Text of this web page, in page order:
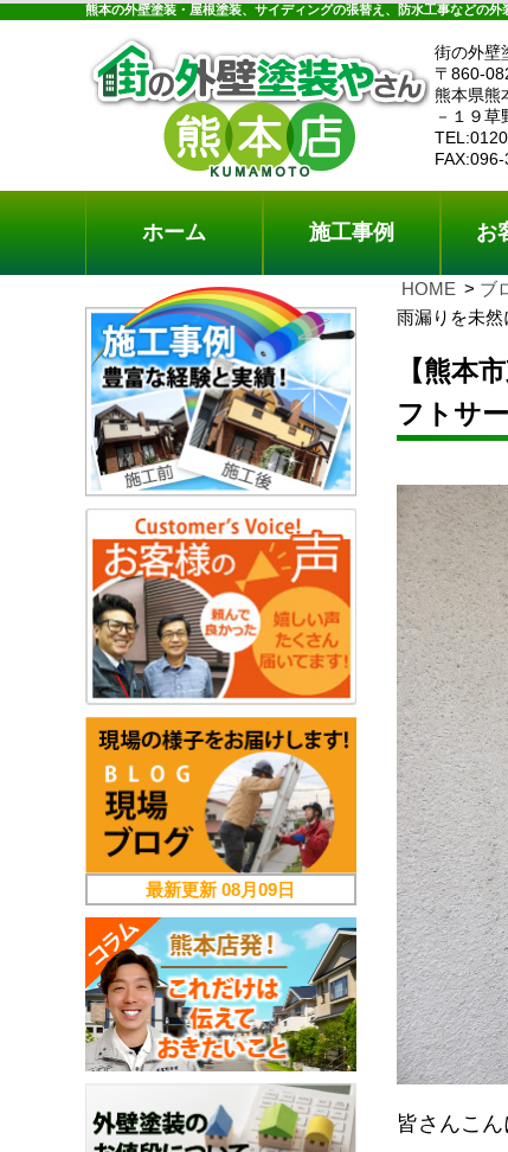
熊本の外壁塗装・屋根塗装、サイディングの張替え、防水工事などの外
街の外壁
〒860-
熊本県熊
－１９草
ホーム 施工事例 お
HOME ブ
雨漏りを未然
【熊本
フトサ
皆さんこ
最新更新08月09日